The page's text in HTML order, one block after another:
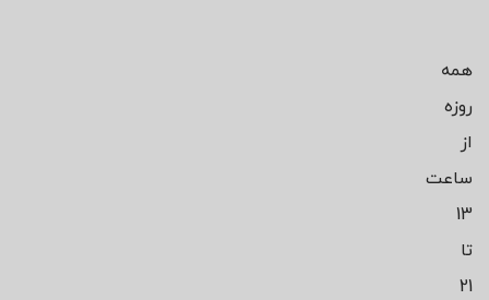
همه
روزه
از
ساعت
13
تا
21